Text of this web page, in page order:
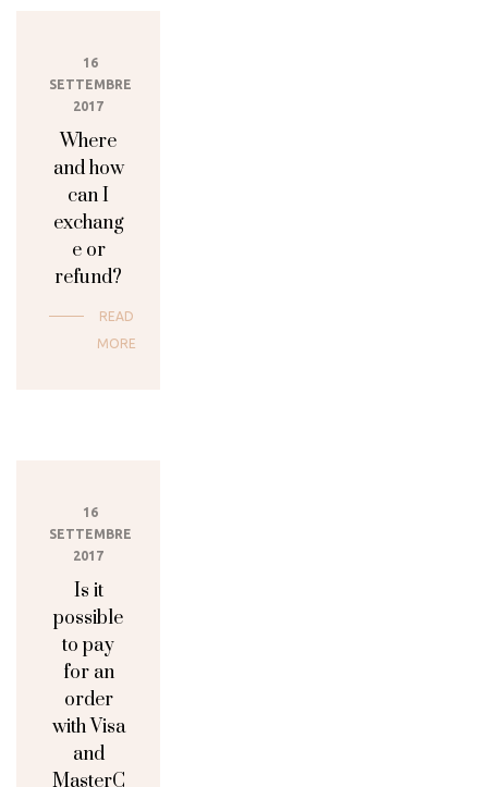
16
SETTEMBRE
2017
Where
and how
can I
exchang
e or
refund?
READ
MORE
16
SETTEMBRE
2017
Is it
possible
to pay
for an
order
with Visa
and
MasterC